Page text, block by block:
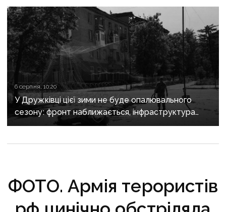
6 серпня, 10:20
У Дружківці цієї зими не буде опалювального
сезону: фронт наближається, інфраструктура
критично зруйнована
ФОТО. Армія терористів